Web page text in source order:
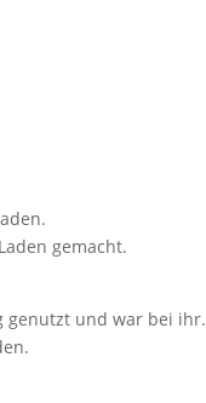
gemacht.
genutzt und war bei ihr.